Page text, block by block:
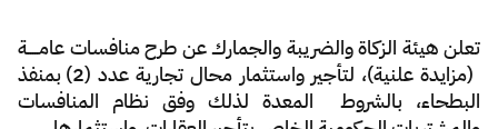
الزكاة الجمارك
ضريبة القيمة المضافة
الإقرار الضريبي
التصرفات العقارية
تعلن هيئة الزكاة والضريبة والجمارك عن طرح منافسات عامـــــة
(مزايدة علنية)، لتأجير واستثمار محال تجارية عدد (2) بمنفذ
البطحاء، بالشروط المعدة لذلك وفق نظام المنافسات